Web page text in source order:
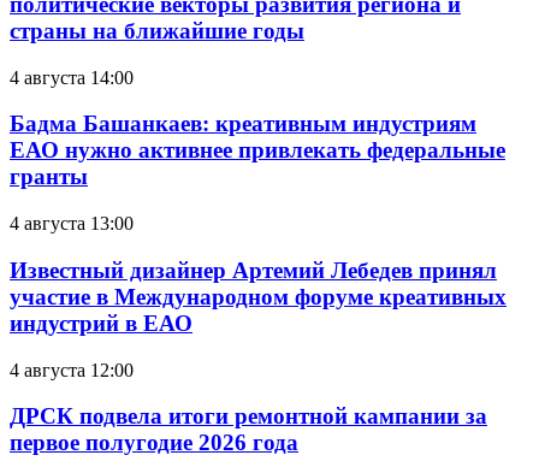
страны на ближайшие годы
4 августа 14:00
Бадма Башанкаев: креативным индустриям
ЕАО нужно активнее привлекать федеральные
гранты
4 августа 13:00
Известный дизайнер Артемий Лебедев принял
участие в Международном форуме креативных
индустрий в ЕАО
4 августа 12:00
ДРСК подвела итоги ремонтной кампании за
первое полугодие 2026 года